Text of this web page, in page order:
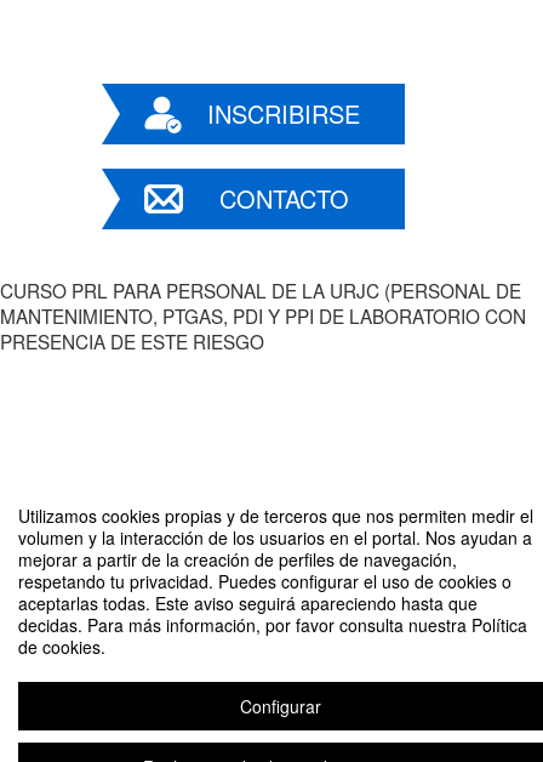
Utilizamos cookies propias y de terceros que nos permiten medir el
volumen y la interacción de los usuarios en el portal. Nos ayudan a
mejorar a partir de la creación de perfiles de navegación,
respetando tu privacidad. Puedes configurar el uso de cookies o
aceptarlas todas. Este aviso seguirá apareciendo hasta que
decidas. Para más información, por favor consulta nuestra Política
de cookies.
Configurar
INSCRIBIRSE
CONTACTO
CURSO PRL PARA PERSONAL DE LA URJC (PERSONAL DE
MANTENIMIENTO, PTGAS, PDI Y PPI DE LABORATORIO CON
PRESENCIA DE ESTE RIESGO
Compartir por email
Organizado por SERVICIO DE PREVENCIÓN DE RIESGOS URJC